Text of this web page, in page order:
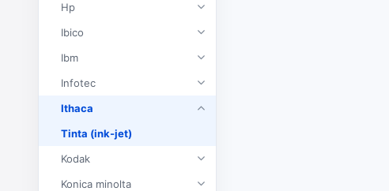
Hp
Ibico
Ibm
Infotec
Ithaca
Tinta (ink-jet)
Kodak
Konica minolta